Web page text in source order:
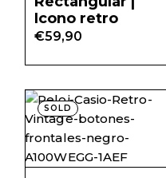
Icono retro
€59,90
SOLD